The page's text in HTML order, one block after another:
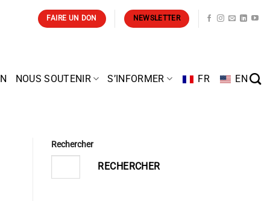
FAIRE UN DON NEWSLETTER
NOUS SOUTENIR S’INFORMER FR EN
Rechercher
RECHERCHER